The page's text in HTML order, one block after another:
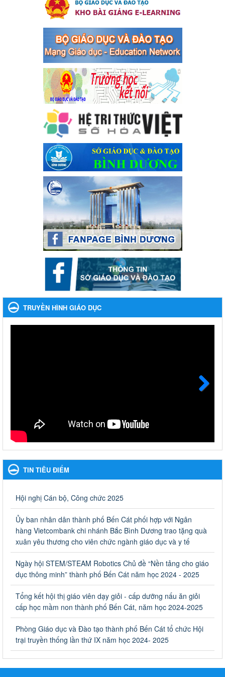
bàn thị xã Bến Cát
Kế hoạch Triển khai công tác tuyên truyền, đảm bảo trật tự, an
toàn giao thông năm 2024 tại các cơ sở giáo dục trên địa bàn thị
Ngày ban hành: 04/03/2024
Kế hoạch thực hiện Chỉ thị số 16/CT-TTg ngày 27/05/2023
của Thủ tướng Chính phủ về tăng cường phòng ngừa, đấu
tranh tội phạm, vi phạm pháp luật liên quan đến hoạt động
tổ chức đánh bạc và đánh bạc
Kế hoạch thực hiện Chỉ thị số 16/CT-TTg ngày 27/05/2023 của
Thủ tướng Chính phủ về tăng cường phòng ngừa, đấu tranh tội
phạm, vi phạm pháp luật liên quan đến hoạt động tổ chức đánh
bạc và đánh bạc
Ngày ban hành: 04/03/2024
Kế hoạch Tổ chức Hội trại truyền thống học sinh thị xã Bến
Cát Lần thứ VIII, năm học 2023-2024
Kế hoạch Tổ chức Hội trại truyền thống học sinh thị xã Bến Cát
Lần thứ VIII, năm học 2023-2024
Ngày ban hành: 28/12/2023
Phối hợp rà soát nhu cầu tiêm vắc xin phòng Covid 19
Phối hợp rà soát nhu cầu tiêm vắc xin phòng Covid 19
Ngày ban hành: 22/11/2023
Phát động, triển khai Cuộc thi " An toàn giao thông cho nụ
cười ngày mai" dành cho học sinh và giáo viên trung học
năm học 2023-2024
Phát động, triển khai Cuộc thi " An toàn giao thông cho nụ cười
Nhắc nhỡ thực hiện thanh toán không dùng tiền mặt các
khoản thu trong nhà trường năm học 2023-2024 và các năm
Ngày ban hành: 27/09/2023
Hưởng ứng cuộc thi Tìm hiểu Luật Phòng, chống ma túy
Hưởng ứng cuộc thi Tìm hiểu Luật Phòng, chống ma túy
Ngày ban hành: 06/09/2023
bổng, hỗ trợ của Chương trình "Tiếp sức đến trường" năm
học 2023-2024
Về việc thống kê, lập danh sách đề xuất học sinh nhận học bổng,
hỗ trợ của Chương trình "Tiếp sức đến trường" năm học 2023-
2024
Triển khai Kế hoạch Triển khai các hoạt động hưởng ứng
phong trào vệ sinh yêu nước nâng cao sức khỏe nhân dân
năm 2023
Triển khai Kế hoạch Triển khai các hoạt động hưởng ứng phong
trào vệ sinh yêu nước nâng cao sức khỏe nhân dân năm 2023
Ngày ban hành: 10/08/2023
Khẩn trương triển khai các biện pháp tăng cường công tác
TRUYỀN HÌNH GIÁO DỤC
TIN TIÊU ĐIỂM
Hội nghị Cán bộ, Công chức 2025
Ủy ban nhân dân thành phố Bến Cát phối hợp với Ngân
hàng Vietcombank chi nhánh Bắc Bình Dương trao tặng quà
xuân yêu thương cho viên chức ngành giáo dục và y tế
Ngày hội STEM/STEAM Robotics Chủ đề “Nền tảng cho giáo
dục thông minh” thành phố Bến Cát năm học 2024 - 2025
Tổng kết hội thị giáo viên dạy giỏi - cấp dưỡng nấu ăn giỏi
cấp học mầm non thành phố Bến Cát, năm học 2024-2025
Phòng Giáo dục và Đào tạo thành phố Bến Cát tổ chức Hội
trại truyền thống lần thứ IX năm học 2024- 2025